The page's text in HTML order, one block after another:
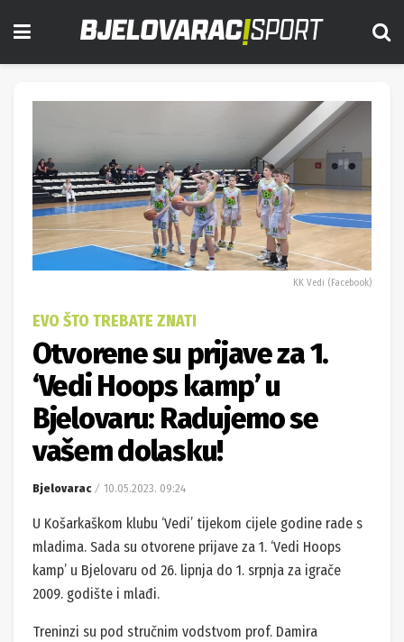
KK Vedi (Facebook)
EVO ŠTO TREBATE ZNATI
Otvorene su prijave za 1.
‘Vedi Hoops kamp’ u
Bjelovaru: Radujemo se
vašem dolasku!
Bjelovarac 10.05.2023. 09:24
U Košarkaškom klubu ‘Vedi’ tijekom cijele godine rade s
mladima. Sada su otvorene prijave za 1. ‘Vedi Hoops
kamp’ u Bjelovaru od 26. lipnja do 1. srpnja za igrače
2009. godište i mlađi.
Treninzi su pod stručnim vodstvom prof. Damira